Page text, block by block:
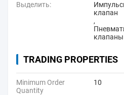
Выделить:
клапан
,
клапаны
TRADING PROPERTIES
Minimum Order
Quantity
10